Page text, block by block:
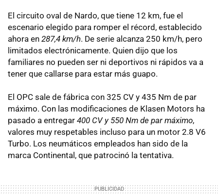
El circuito oval de Nardo, que tiene 12 km, fue el
escenario elegido para romper el récord, establecido
ahora en 287,4 km/h. De serie alcanza 250 km/h, pero
limitados electrónicamente. Quien dijo que los
familiares no pueden ser ni deportivos ni rápidos va a
tener que callarse para estar más guapo.
El OPC sale de fábrica con 325 CV y 435 Nm de par
máximo. Con las modificaciones de Klasen Motors ha
pasado a entregar 400 CV y 550 Nm de par máximo,
valores muy respetables incluso para un motor 2.8 V6
Turbo. Los neumáticos empleados han sido de la
marca Continental, que patrocinó la tentativa.